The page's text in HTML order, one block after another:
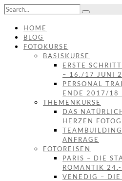
HOME
BLOG
FOTOKURSE
BASISKURSE
ERSTE
– 16./17 JUNI
PERSONAL
ENDE 2017/18
THEMENKURSE
DAS
HERZEN
ANFRAGE
FOTOREISEN
PARIS – DIE
ROMANTIK
VENEDIG – DIE